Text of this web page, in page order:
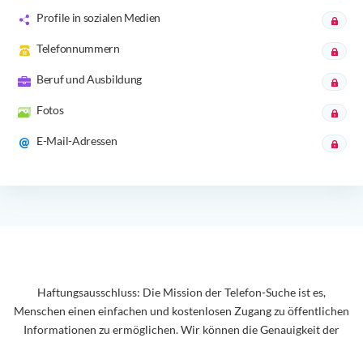
Profile in sozialen Medien
Telefonnummern
Beruf und Ausbildung
Fotos
E-Mail-Adressen
Haftungsausschluss: Die Mission der Telefon-Suche ist es,
Menschen einen einfachen und kostenlosen Zugang zu öffentlichen
Informationen zu ermöglichen. Wir können die Genauigkeit der